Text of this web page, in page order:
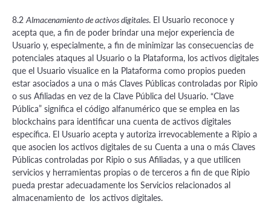
8.2Almacenamiento de activos digitales. El Usuario reconoce y
acepta que, a fin de poder brindar una mejor experiencia de
Usuario y, especialmente, a fin de minimizar las consecuencias de
potenciales ataques al Usuario o la Plataforma, los activos digitales
que el Usuario visualice en la Plataforma como propios pueden
estar asociados a una o más Claves Públicas controladas por Ripio
o sus Afiliadas en vez de la Clave Pública del Usuario. “Clave
Pública” significa el código alfanumérico que se emplea en las
blockchains para identificar una cuenta de activos digitales
específica. El Usuario acepta y autoriza irrevocablemente a Ripio a
que asocien los activos digitales de su Cuenta a una o más Claves
Públicas controladas por Ripio o sus Afiliadas, y a que utilicen
servicios y herramientas propias o de terceros a fin de que Ripio
pueda prestar adecuadamente los Servicios relacionados al
almacenamiento de los activos digitales.